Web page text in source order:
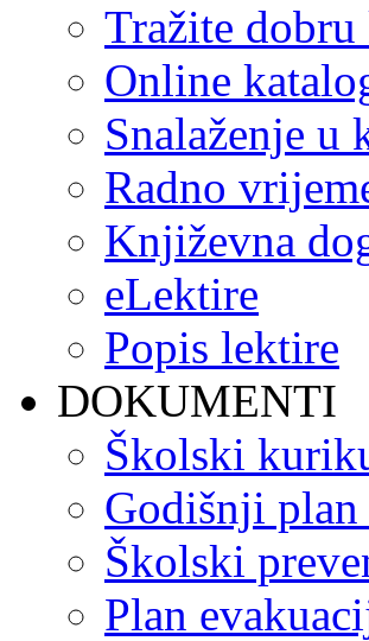
Tražite
Online
Snalaženje u
Radno
Književna
eLektire
Popis lektire
DOKUMENTI
Školski
Godišnji
Školski
Plan